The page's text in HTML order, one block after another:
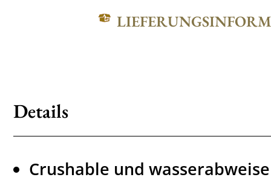
Details
Crushable und